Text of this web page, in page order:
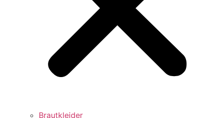
Brautkleider